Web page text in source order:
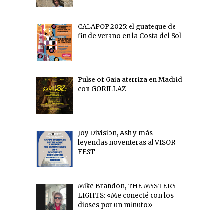
CALAPOP 2025: el guateque de
fin de verano en la Costa del Sol
Pulse of Gaia aterriza en Madrid
con GORILLAZ
Joy Division, Ash y más
leyendas noventeras al VISOR
FEST
Mike Brandon, THE MYSTERY
LIGHTS: «Me conecté con los
dioses por un minuto»